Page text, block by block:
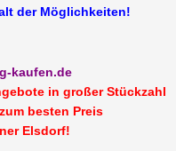
der Möglichkeiten!
kaufen.de
in großer Stückzahl
besten Preis
Elsdorf!